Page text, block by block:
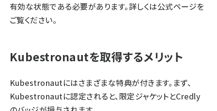
有効な状態である必要があります。詳しくは公式ページを
ご覧ください。
Kubestronautを取得するメリット
Kubestronautにはさまざまな特典が付きます。まず、
Kubestronautに認定されると、限定ジャケットとCredly